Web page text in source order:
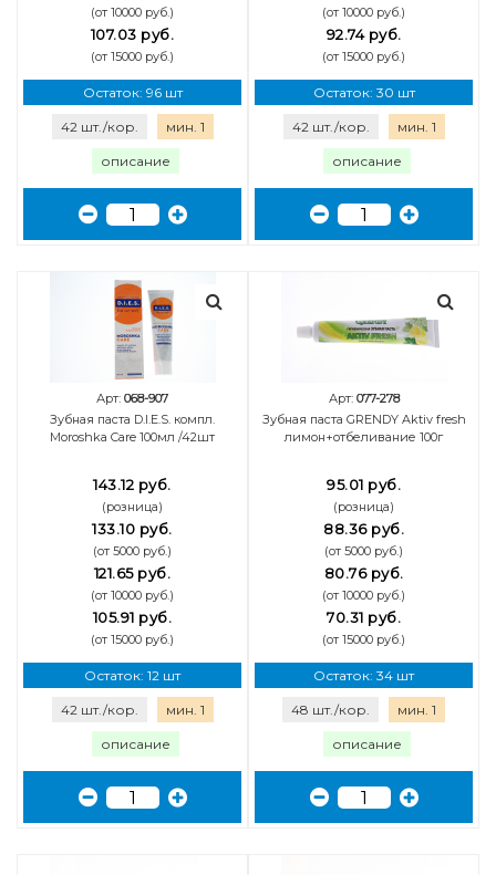
(от 10000 руб.)
107.03 руб.
(от 15000 руб.)
Остаток: 96 шт
42 шт./кор. мин. 1
описание
(от 10000 руб.)
92.74 руб.
(от 15000 руб.)
Остаток: 30 шт
42 шт./кор. мин. 1
описание
Арт: 068-907
Зубная паста D.I.E.S. компл.
Moroshka Care 100мл /42шт
143.12 руб.
(розница)
133.10 руб.
(от 5000 руб.)
121.65 руб.
(от 10000 руб.)
105.91 руб.
(от 15000 руб.)
Остаток: 12 шт
42 шт./кор. мин. 1
описание
Арт: 077-278
Зубная паста GRENDY Aktiv fresh
лимон+отбеливание 100г
95.01 руб.
(розница)
88.36 руб.
(от 5000 руб.)
80.76 руб.
(от 10000 руб.)
70.31 руб.
(от 15000 руб.)
Остаток: 34 шт
48 шт./кор. мин. 1
описание